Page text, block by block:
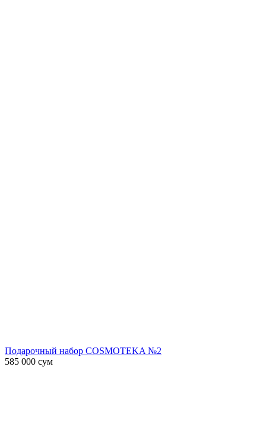
Подарочный набор COSMOTEKA №2
585 000 сум